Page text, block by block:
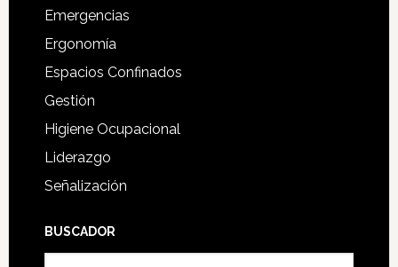
Emergencias
Ergonomía
Espacios Confinados
Gestión
Higiene Ocupacional
Liderazgo
Señalización
BUSCADOR